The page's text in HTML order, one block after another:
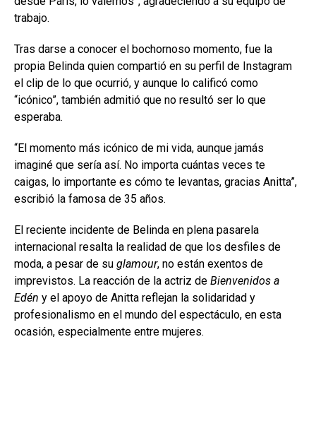
trabajo.
Tras darse a conocer el bochornoso momento, fue la
propia Belinda quien compartió en su perfil de Instagram
el clip de lo que ocurrió, y aunque lo calificó como
“icónico”, también admitió que no resultó ser lo que
esperaba.
“El momento más icónico de mi vida, aunque jamás
imaginé que sería así. No importa cuántas veces te
caigas, lo importante es cómo te levantas, gracias Anitta”,
escribió la famosa de 35 años.
El reciente incidente de Belinda en plena pasarela
internacional resalta la realidad de que los desfiles de
moda, a pesar de su glamour, no están exentos de
imprevistos. La reacción de la actriz de Bienvenidos a
Edén y el apoyo de Anitta reflejan la solidaridad y
profesionalismo en el mundo del espectáculo, en esta
ocasión, especialmente entre mujeres.